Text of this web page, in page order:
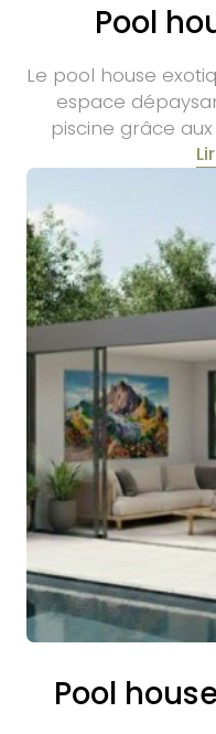
Pool
Le pool house
espace
piscine grâce
Pool